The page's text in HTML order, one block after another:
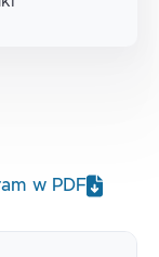
w PDF